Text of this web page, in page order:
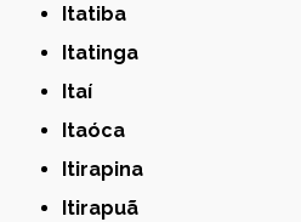
Itatiba
Itatinga
Itaí
Itaóca
Itirapina
Itirapuã